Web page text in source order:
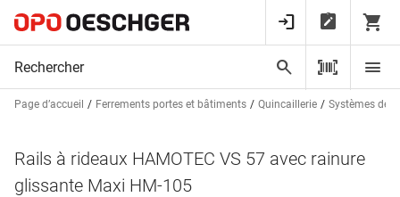
Page d’accueil Ferrements portes et bâtiments Quincaillerie Systèmes de
Rails à rideaux HAMOTEC VS 57 avec rainure
glissante Maxi HM-105